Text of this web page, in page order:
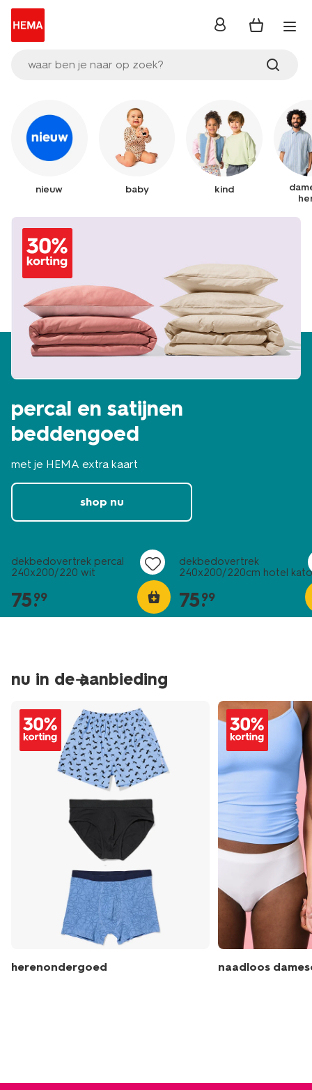
waar ben je naar op zoek?
inloggen
nieuw baby kind
percal en satijnen
beddengoed
met je HEMA extra kaart
shop nu
dekbedovertrek percal
240x200/220 wit
75.
99
30% korting
dekbedovertrek
240x200/220cm hotel
75.
99
nu in de aanbieding
herenondergoed naadloos